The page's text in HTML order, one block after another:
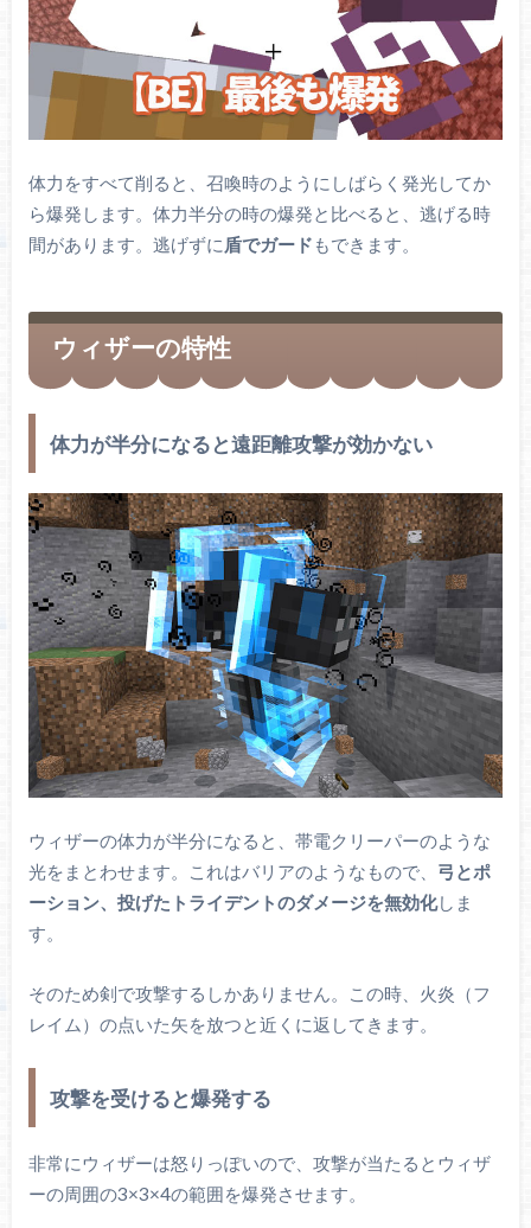
体力をすべて削ると、召喚時のようにしばらく発光してか
ら爆発します。体力半分の時の爆発と比べると、逃げる時
間があります。逃げずに 盾でガード もできます。
ウィザーの特性
体力が半分になると遠距離攻撃が効かない
ウィザーの体力が半分になると、帯電クリーパーのような
光をまとわせます。これはバリアのようなもので、 弓とポ
ーション、投げたトライデントのダメージを無効化しま
す。
そのため剣で攻撃するしかありません。この時、火炎（フ
レイム）の点いた矢を放つと近くに返してきます。
攻撃を受けると爆発する
非常にウィザーは怒りっぽいので、攻撃が当たるとウィザ
ーの周囲の3×3×4の範囲を爆発させます。